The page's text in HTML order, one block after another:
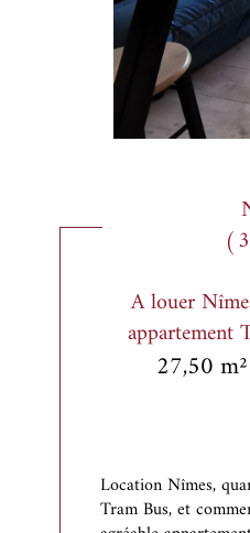
A louer
appartement
27,50 m²
Location Nîmes,
Tram Bus, et